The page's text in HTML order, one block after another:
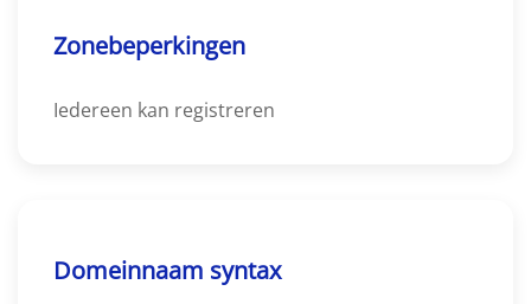
Zonebeperkingen
Iedereen kan registreren
Domeinnaam syntax